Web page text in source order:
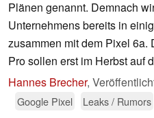
Plänen genannt. Demnach
Unternehmens bereits in
zusammen mit dem Pixel
Pro sollen erst im Herbst auf
Hannes Brecher,
Google Pixel
Leaks / Rumors